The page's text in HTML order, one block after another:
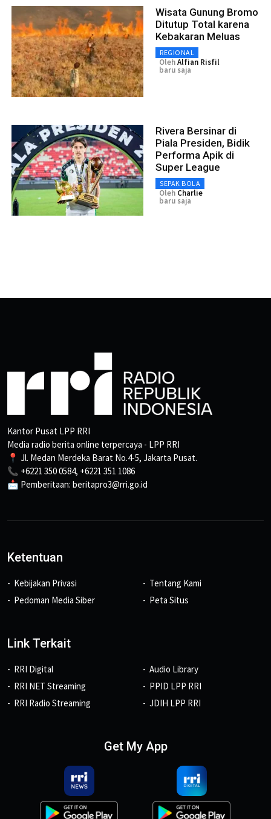
Wisata Gunung Bromo
Ditutup Total karena
Kebakaran Meluas
REGIONAL
OlehAlfian Risfil
baru saja
Rivera Bersinar di
Piala Presiden, Bidik
Performa Apik di
Super League
SEPAK BOLA
Oleh Charlie
baru saja
Kantor Pusat LPP RRI
Media radio berita online terpercaya - LPP RRI
📍 Jl. Medan Merdeka Barat No.4-5, Jakarta Pusat.
📞 +6221 350 0584, +6221 351 1086
📩 Pemberitaan: beritapro3@rri.go.id
Ketentuan
Kebijakan Privasi
Pedoman Media Siber
Tentang Kami
Peta Situs
Link Terkait
RRI Digital
RRI NET Streaming
RRI Radio Streaming
Audio Library
PPID LPP RRI
JDIH LPP RRI
Get My App